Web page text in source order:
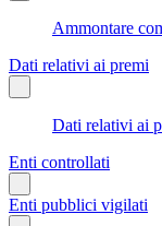
Ammontare
Dati relativi ai premi
Dati relativi ai
Enti controllati
Enti pubblici vigilati